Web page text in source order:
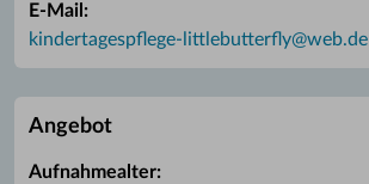
E-Mail:
kindertagespflege-littlebutterfly@web.de
Angebot
Aufnahmealter: